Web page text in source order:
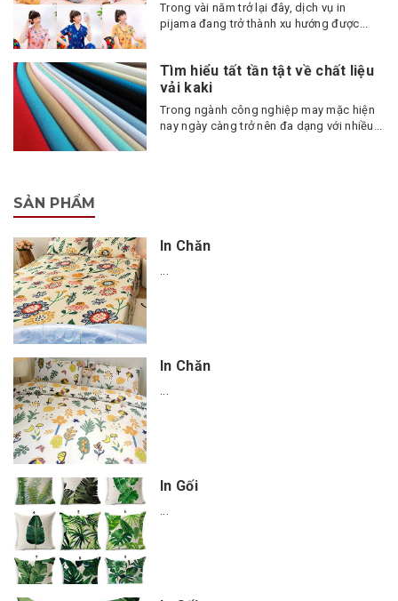
Trong vài năm trở lại đây, dịch vụ in
pijama đang trở thành xu hướng được...
Tìm hiểu tất tần tật về chất liệu
vải kaki
Trong ngành công nghiệp may mặc hiện
nay ngày càng trở nên đa dạng với nhiều...
SẢN PHẨM
In Chăn
...
In Chăn
...
In Gối
...